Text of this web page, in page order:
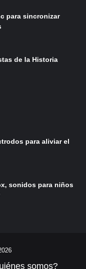
para sincronizar
de la Historia
para aliviar el
sonidos para niños
somos?